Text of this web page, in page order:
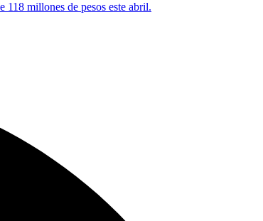
118 millones de pesos este abril.